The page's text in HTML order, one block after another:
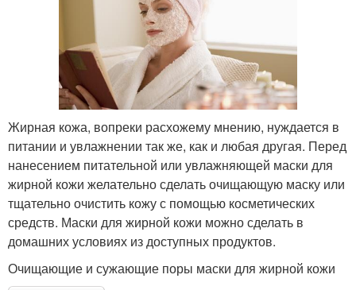
Жирная кожа, вопреки расхожему мнению, нуждается в
питании и увлажнении так же, как и любая другая. Перед
нанесением питательной или увлажняющей маски для
жирной кожи желательно сделать очищающую маску или
тщательно очистить кожу с помощью косметических
средств. Маски для жирной кожи можно сделать в
домашних условиях из доступных продуктов.
Очищающие и сужающие поры маски для жирной кожи